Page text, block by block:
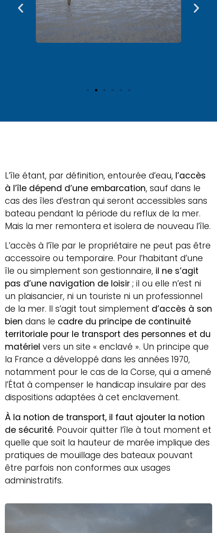
L’île étant, par définition, entourée d’eau, l’accès
à l’île dépend d’une embarcation, sauf dans le
cas des îles d’estran qui seront accessibles sans
bateau pendant la période du reflux de la mer.
Mais la mer remontera et isolera de nouveau l’île.
L’accès à l’île par le propriétaire ne peut pas être
accessoire ou temporaire. Pour l’habitant d’une
île ou simplement son gestionnaire, il ne s’agit
pas d’une navigation de loisir ; il ou elle n’est ni
un plaisancier, ni un touriste ni un professionnel
de la mer. Il s’agit tout simplement d’accès à son
bien dans le cadre du principe de continuité
territoriale pour le transport des personnes et du
matériel vers un site « enclavé ». Un principe que
la France a développé dans les années 1970,
notamment pour le cas de la Corse, qui a amené
l’État à compenser le handicap insulaire par des
dispositions adaptées à cet enclavement.
À la notion de transport, il faut ajouter la notion
de sécurité. Pouvoir quitter l’île à tout moment et
quelle que soit la hauteur de marée implique des
pratiques de mouillage des bateaux pouvant
être parfois non conformes aux usages
administratifs.